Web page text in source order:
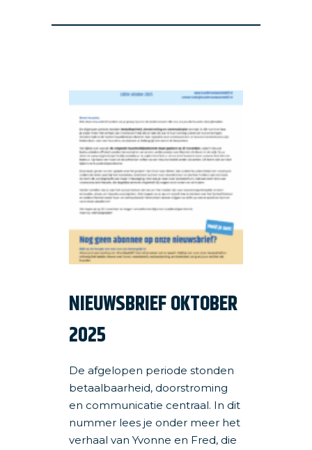
NIEUWSBRIEF OKTOBER
2025
De afgelopen periode stonden
betaalbaarheid, doorstroming
en communicatie centraal. In dit
nummer lees je onder meer het
verhaal van Yvonne en Fred, die